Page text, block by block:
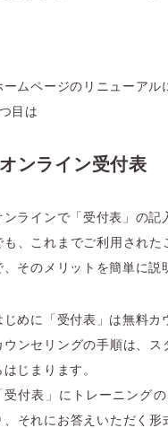
ームページのリニューアル
目は
オンライン受付表
ンラインで「受付表」の記
も、これまでご利用され
、そのメリットを簡単に説
じめに「受付表」は無料カ
ウンセリングの手順は、
はじまります。
受付表」にトレーニング
、それにお答えいただく